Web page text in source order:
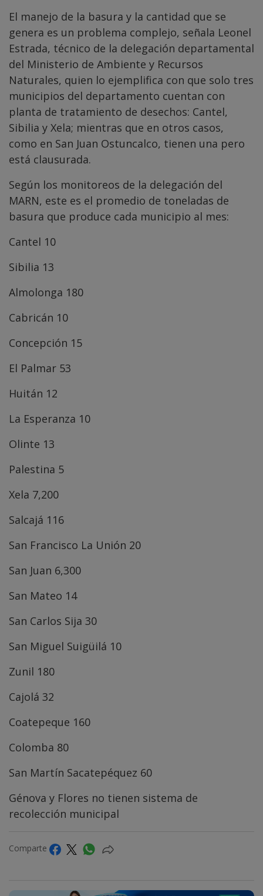
El manejo de la basura y la cantidad que se
genera es un problema complejo, señala Leonel
Estrada, técnico de la delegación departamental
del Ministerio de Ambiente y Recursos
Naturales, quien lo ejemplifica con que solo tres
municipios del departamento cuentan con
planta de tratamiento de desechos: Cantel,
Sibilia y Xela; mientras que en otros casos,
como en San Juan Ostuncalco, tienen una pero
está clausurada.
Según los monitoreos de la delegación del
MARN, este es el promedio de toneladas de
basura que produce cada municipio al mes:
Cantel 10
Sibilia 13
Almolonga 180
Cabricán 10
Concepción 15
El Palmar 53
Huitán 12
La Esperanza 10
Olinte 13
Palestina 5
Xela 7,200
Salcajá 116
San Francisco La Unión 20
San Juan 6,300
San Mateo 14
San Carlos Sija 30
San Miguel Suigüilá 10
Zunil 180
Cajolá 32
Coatepeque 160
Colomba 80
San Martín Sacatepéquez 60
Génova y Flores no tienen sistema de
recolección municipal
Comparte